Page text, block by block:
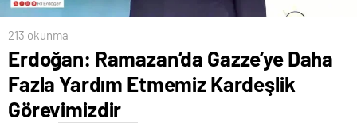
213 okunma
Erdoğan: Ramazan’da Gazze’ye Daha
Fazla Yardım Etmemiz Kardeşlik
Görevimizdir